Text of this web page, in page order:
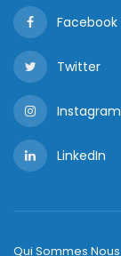
Facebook
Twitter
Instagram
LinkedIn
Qui Sommes Nous